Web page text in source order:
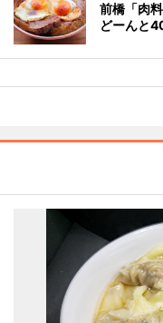
前橋「肉
どーんと